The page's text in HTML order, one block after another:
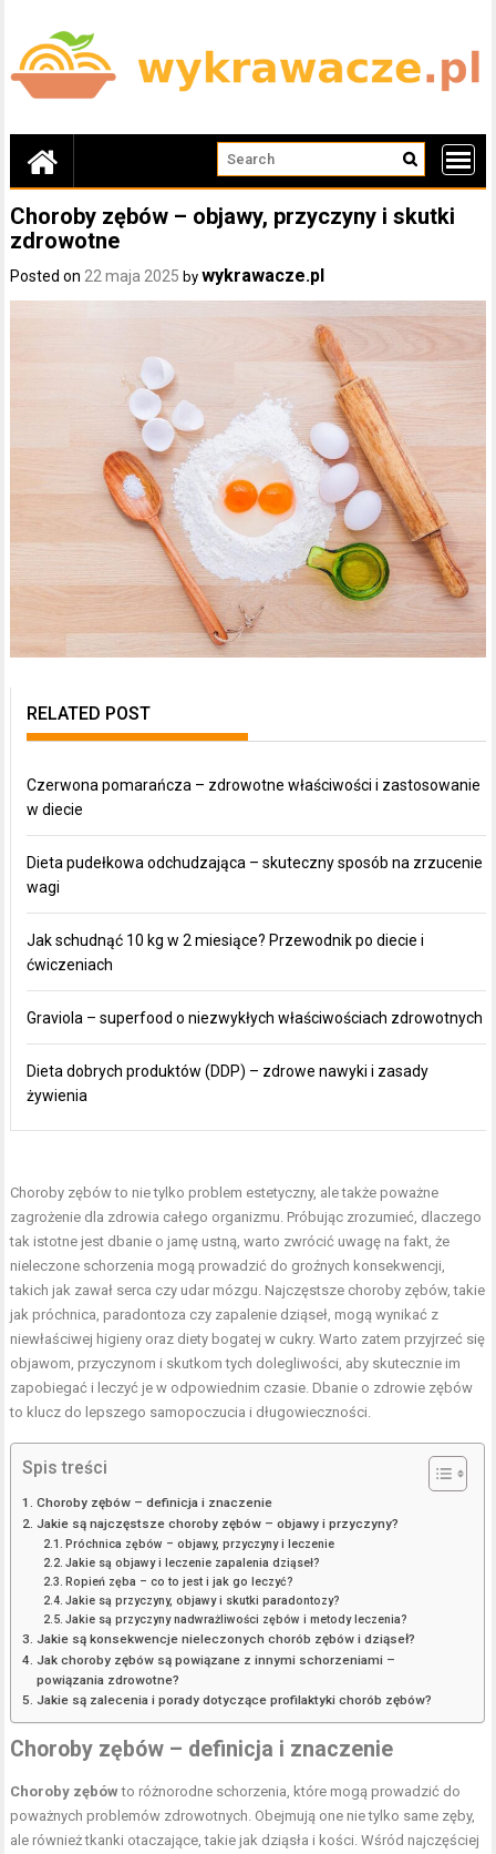
content
Choroby zębów – objawy, przyczyny i skutki
zdrowotne
Posted on 22 maja 2025 bywykrawacze.pl
RELATED POST
Czerwona pomarańcza – zdrowotne właściwości i zastosowanie
w diecie
Dieta pudełkowa odchudzająca – skuteczny sposób na zrzucenie
wagi
Jak schudnąć 10 kg w 2 miesiące? Przewodnik po diecie i
ćwiczeniach
Graviola – superfood o niezwykłych właściwościach zdrowotnych
Dieta dobrych produktów (DDP) – zdrowe nawyki i zasady
żywienia
Choroby zębów to nie tylko problem estetyczny, ale także poważne
zagrożenie dla zdrowia całego organizmu. Próbując zrozumieć, dlaczego
tak istotne jest dbanie o jamę ustną, warto zwrócić uwagę na fakt, że
nieleczone schorzenia mogą prowadzić do groźnych konsekwencji,
takich jak zawał serca czy udar mózgu. Najczęstsze choroby zębów, takie
jak próchnica, paradontoza czy zapalenie dziąseł, mogą wynikać z
niewłaściwej higieny oraz diety bogatej w cukry. Warto zatem przyjrzeć się
objawom, przyczynom i skutkom tych dolegliwości, aby skutecznie im
zapobiegać i leczyć je w odpowiednim czasie. Dbanie o zdrowie zębów
to klucz do lepszego samopoczucia i długowieczności.
Spis treści
Choroby zębów – definicja i znaczenie
Jakie są najczęstsze choroby zębów – objawy i przyczyny?
Próchnica zębów – objawy, przyczyny i leczenie
Jakie są objawy i leczenie zapalenia dziąseł?
Ropień zęba – co to jest i jak go leczyć?
Jakie są przyczyny, objawy i skutki paradontozy?
Jakie są przyczyny nadwrażliwości zębów i metody leczenia?
Jakie są konsekwencje nieleczonych chorób zębów i dziąseł?
Jak choroby zębów są powiązane z innymi schorzeniami –
powiązania zdrowotne?
Jakie są zalecenia i porady dotyczące profilaktyki chorób zębów?
Choroby zębów – definicja i znaczenie
Choroby zębówto różnorodne schorzenia, które mogą prowadzić do
poważnych problemów zdrowotnych. Obejmują one nie tylko same zęby,
ale również tkanki otaczające, takie jak dziąsła i kości. Wśród najczęściej